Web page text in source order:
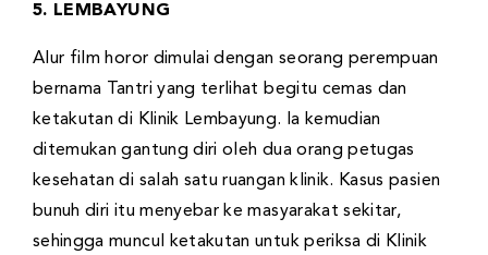
5. LEMBAYUNG
Alur film horor dimulai dengan seorang perempuan
bernama Tantri yang terlihat begitu cemas dan
ketakutan di Klinik Lembayung. Ia kemudian
ditemukan gantung diri oleh dua orang petugas
kesehatan di salah satu ruangan klinik. Kasus pasien
bunuh diri itu menyebar ke masyarakat sekitar,
sehingga muncul ketakutan untuk periksa di Klinik